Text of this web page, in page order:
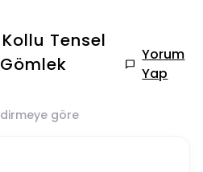
Tensel
Yorum
Yap
göre